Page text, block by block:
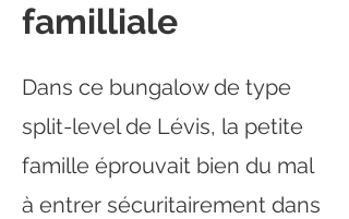
familliale
Dans ce bungalow de type
split-level de Lévis, la petite
famille éprouvait bien du mal
à entrer sécuritairement dans